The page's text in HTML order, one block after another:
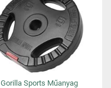
Gorilla Sports Műanyag